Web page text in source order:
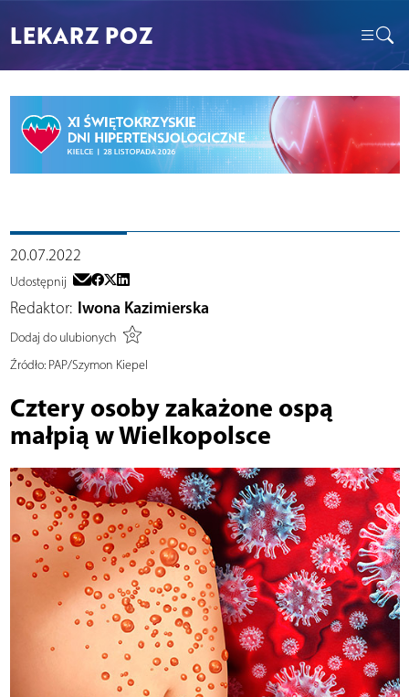
LEKARZ POZ
20.07.2022
Udostępnij
Redaktor: Iwona Kazimierska
Dodaj do ulubionych
Źródło:PAP/Szymon Kiepel
Cztery osoby zakażone ospą
małpią w Wielkopolsce